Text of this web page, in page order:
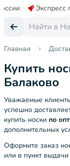
Экспресс
Главная
Купить
Балаково
Уважаемые
успешно
купить носки по
дополнительных
Оформите заказ
или в пункт